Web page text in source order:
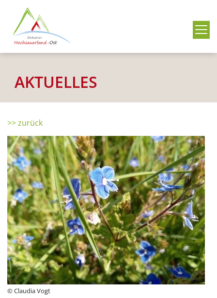
AKTUELLES
>> zurück
© Claudia Vogt